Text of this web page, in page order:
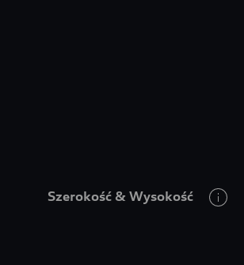
Szerokość & Wysokość